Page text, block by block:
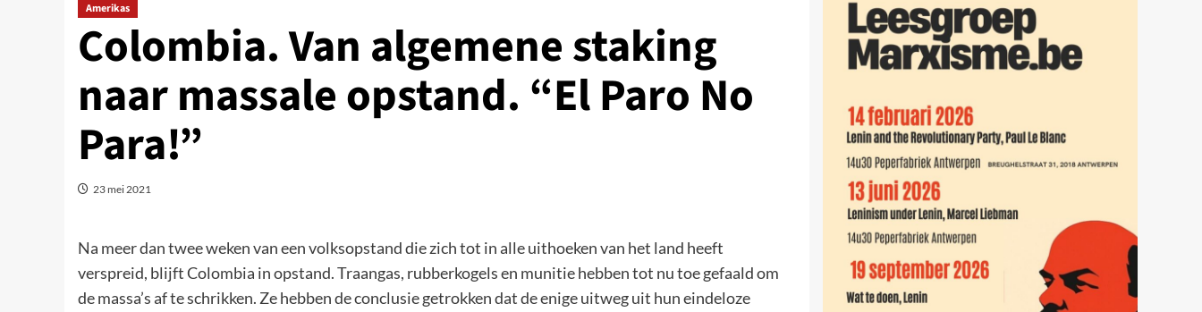
Amerikas
Colombia. Van algemene staking
naar massale opstand. “El Paro No
Para!”
23 mei 2021
Na meer dan twee weken van een volksopstand die zich tot in alle uithoeken van het land heeft
verspreid, blijft Colombia in opstand. Traangas, rubberkogels en munitie hebben tot nu toe gefaald om
de massa’s af te schrikken. Ze hebben de conclusie getrokken dat de enige uitweg uit hun eindeloze